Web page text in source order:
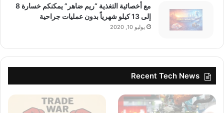
مع أخصائية التغذية “ريم ضاهر” يمكنكم خسارة 8
إلى 13 كيلو شهرياً بدون عمليات جراحية
يوليو 10, 2020
Recent Tech News